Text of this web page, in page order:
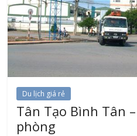
Du lịch giá rẻ
Tân Tạo Bình Tân
phòng